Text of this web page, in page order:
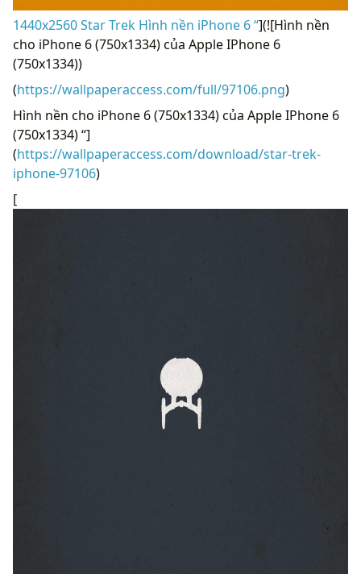
1440x2560 Star Trek Hình nền iPhone 6 “](![Hình nền
cho iPhone 6 (750x1334) của Apple IPhone 6
(750x1334))
(https://wallpaperaccess.com/full/97106.png)
Hình nền cho iPhone 6 (750x1334) của Apple IPhone 6
(750x1334) “]
(https://wallpaperaccess.com/download/star-trek-
iphone-97106)
[